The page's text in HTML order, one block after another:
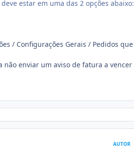
estar em uma das 2 opções abaixo:
/ Configurações Gerais / Pedidos que
não enviar um aviso de fatura a vencer
AUTOR